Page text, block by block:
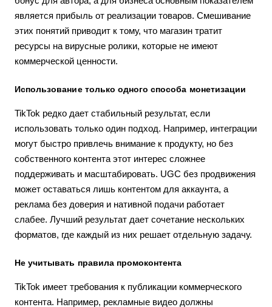
является прибыль от реализации товаров. Смешивание
этих понятий приводит к тому, что магазин тратит
ресурсы на вирусные ролики, которые не имеют
коммерческой ценности.
Использование только одного способа монетизации
TikTok редко дает стабильный результат, если
использовать только один подход. Например, интеграции
могут быстро привлечь внимание к продукту, но без
собственного контента этот интерес сложнее
поддерживать и масштабировать. UGC без продвижения
может оставаться лишь контентом для аккаунта, а
реклама без доверия и нативной подачи работает
слабее. Лучший результат дает сочетание нескольких
форматов, где каждый из них решает отдельную задачу.
Не учитывать правила промоконтента
TikTok имеет требования к публикации коммерческого
контента. Например, рекламные видео должны